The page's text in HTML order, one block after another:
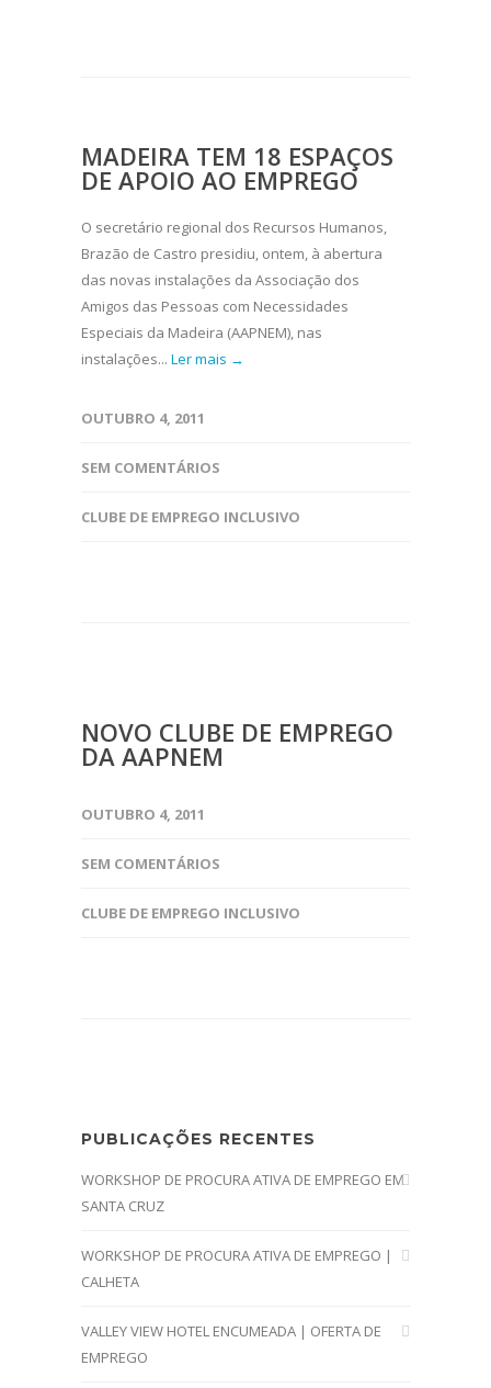
MADEIRA TEM 18 ESPAÇOS
DE APOIO AO EMPREGO
O secretário regional dos Recursos Humanos,
Brazão de Castro presidiu, ontem, à abertura
das novas instalações da Associação dos
Amigos das Pessoas com Necessidades
Especiais da Madeira (AAPNEM), nas
instalações... Ler mais →
OUTUBRO 4, 2011
SEM COMENTÁRIOS
CLUBE DE EMPREGO INCLUSIVO
NOVO CLUBE DE EMPREGO
DA AAPNEM
OUTUBRO 4, 2011
SEM COMENTÁRIOS
CLUBE DE EMPREGO INCLUSIVO
PUBLICAÇÕES RECENTES
WORKSHOP DE PROCURA ATIVA DE EMPREGO EM
SANTA CRUZ
WORKSHOP DE PROCURA ATIVA DE EMPREGO |
CALHETA
VALLEY VIEW HOTEL ENCUMEADA | OFERTA DE
EMPREGO